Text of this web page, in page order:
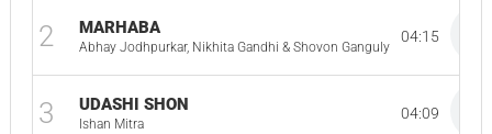
2 MARHABA
Abhay Jodhpurkar, Nikhita Gandhi & Shovon Ganguly
04:15
3 UDASHI SHON
Ishan Mitra
04:09